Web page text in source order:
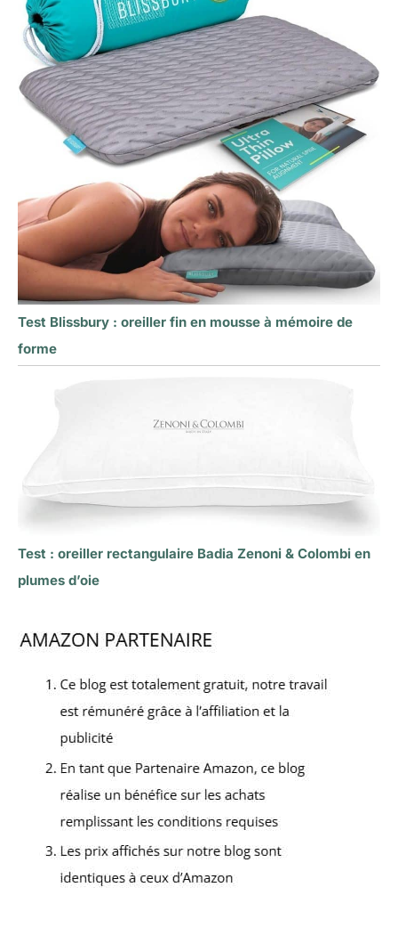
Test Blissbury : oreiller fin en mousse à mémoire de
forme
Test : oreiller rectangulaire Badia Zenoni & Colombi en
plumes d’oie